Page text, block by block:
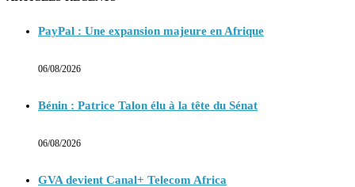
PayPal : Une expansion majeure en Afrique
06/08/2026
Bénin : Patrice Talon élu à la tête du Sénat
06/08/2026
GVA devient Canal+ Telecom Africa